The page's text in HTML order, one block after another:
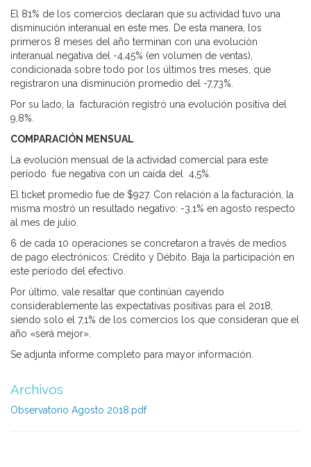
El 81% de los comercios declaran que su actividad tuvo una
disminución interanual en este mes. De esta manera, los
primeros 8 meses del año terminan con una evolución
interanual negativa del -4,45% (en volumen de ventas),
condicionada sobre todo por los últimos tres meses, que
registraron una disminución promedio del -7,73%.
Por su lado, la facturación registró una evolución positiva del
9,8%.
COMPARACIÓN MENSUAL
La evolución mensual de la actividad comercial para este
período fue negativa con un caída del 4,5%.
El ticket promedio fue de $927. Con relación a la facturación, la
misma mostró un resultado negativo: -3.1% en agosto respecto
al mes de julio.
6 de cada 10 operaciones se concretaron a través de medios
de pago electrónicos: Crédito y Débito. Baja la participación en
este período del efectivo.
Por último, vale resaltar que continúan cayendo
considerablemente las expectativas positivas para el 2018,
siendo solo el 7,1% de los comercios los que consideran que el
año «será mejor».
Se adjunta informe completo para mayor información.
Archivos
Observatorio Agosto 2018.pdf